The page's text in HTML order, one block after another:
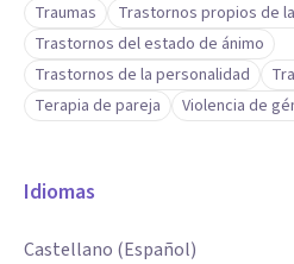
Traumas
Trastornos propios de
Trastornos del estado de ánimo
Trastornos de la personalidad
Terapia de pareja
Violencia de
Idiomas
Castellano (Español)